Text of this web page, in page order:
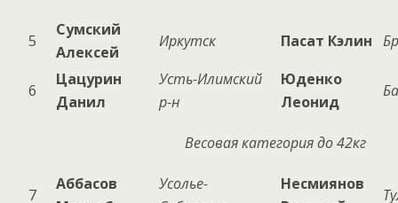
5
Сумский
Алексей
Иркутск Пасат Кэлин
6
Цацурин
Данил
Усть-Илимский
р-н
Юденко
Леонид
Весовая категория до 42кг
7
Аббасов
Усолье-
Несмиянов